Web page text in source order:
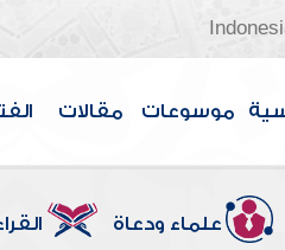
موسوعات مقالات
علماء ودعاة